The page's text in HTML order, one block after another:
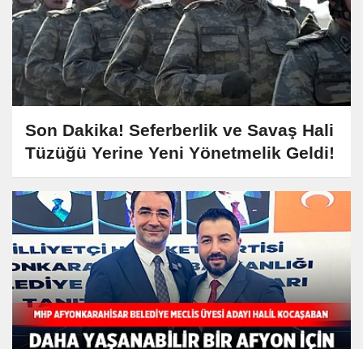
Son Dakika! Seferberlik ve Savaş Hali
Tüzüğü Yerine Yeni Yönetmelik Geldi!